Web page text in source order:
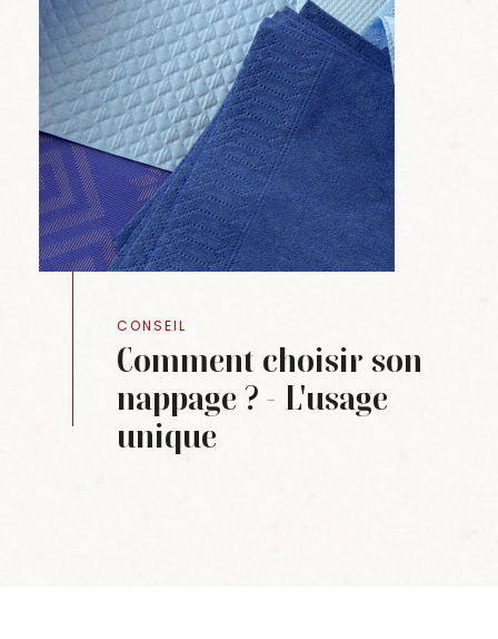
CONSEIL
Comment choisir son
nappage ? - L'usage
unique